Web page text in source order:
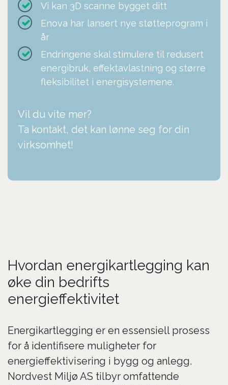
Vi kan 3D scanne bygget ditt
Enova har lansert nye støtteprogram i
år
Endringene skal stimulere til redusert
energibruk, effektavlastning og større
fleksibilitet i energisystemene.
Vil du vite mer?
Ta kontakt, det kan lønne seg for din
virksomhet!
Hvordan energikartlegging kan
øke din bedrifts
energieffektivitet
Energikartlegging er en essensiell prosess
for å identifisere muligheter for
energieffektivisering i bygg og anlegg.
Nordvest Miljø AS tilbyr omfattende